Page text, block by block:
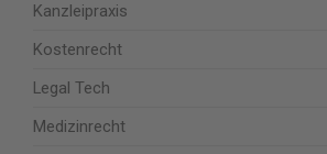
Kanzleipraxis
Kostenrecht
Legal Tech
Medizinrecht